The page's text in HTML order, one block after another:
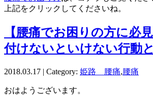
上記をクリックしてくださいね。
【腰痛でお困りの方に必
付けないといけない行動
2018.03.17 | Category: 姫路 腰痛,腰痛
おはようございます。